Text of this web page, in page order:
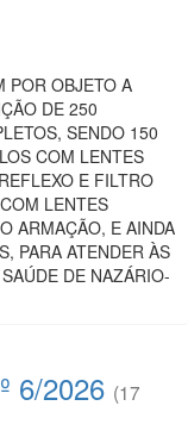
POR OBJETO A
DE 250
SENDO 150
COM LENTES
E FILTRO
LENTES
ARMAÇÃO, E AINDA
PARA ATENDER ÀS
DE NAZÁRIO-
6/2026 (17